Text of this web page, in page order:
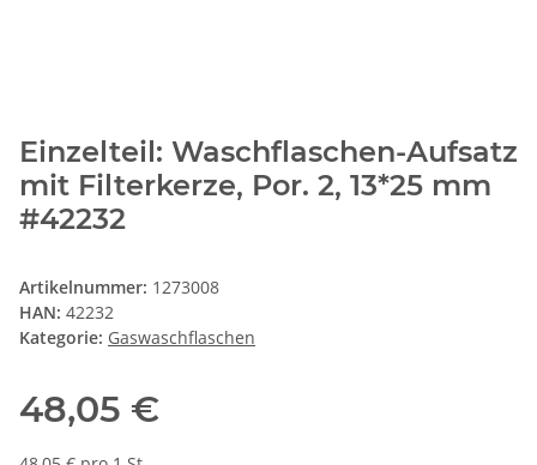
Einzelteil: Waschflaschen-Aufsatz
mit Filterkerze, Por. 2, 13*25 mm
#42232
Artikelnummer: 1273008
HAN: 42232
Kategorie: Gaswaschflaschen
48,05 €